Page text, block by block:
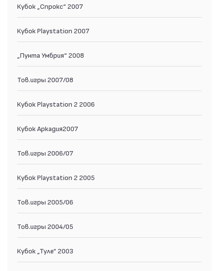
Кубок „Спрокс“ 2007
Кубок Playstation 2007
„Пунта Умбрия“ 2008
Тов.игры 2007/08
Кубок Playstation 2 2006
Кубок Аркадия2007
Тов.игры 2006/07
Кубок Playstation 2 2005
Тов.игры 2005/06
Тов.игры 2004/05
Кубок „Туле“ 2003